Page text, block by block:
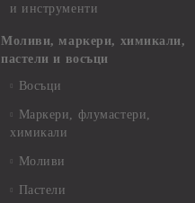
и инструменти
Моливи, маркери, химикали,
пастели и восъци
Восъци
Маркери, флумастери,
химикали
Моливи
Пастели